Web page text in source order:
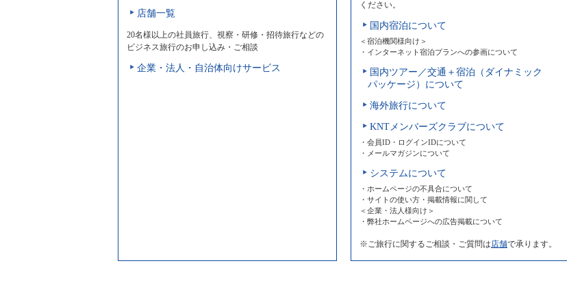
店舗一覧
20名様以上の社員旅行、視察・研修・招待旅行などの
ビジネス旅行のお申し込み・ご相談
企業・法人・自治体向けサービス
ください。
国内宿泊について
＜宿泊機関様向け＞
・インターネット宿泊プランへの参画について
国内ツアー／交通＋宿泊（ダイナミック
パッケージ）について
海外旅行について
KNTメンバーズクラブについて
・会員ID・ログインIDについて
・メールマガジンについて
システムについて
・ホームページの不具合について
・サイトの使い方・掲載情報に関して
＜企業・法人様向け＞
・弊社ホームページへの広告掲載について
※ご旅行に関するご相談・ご質問は店舗で承ります。